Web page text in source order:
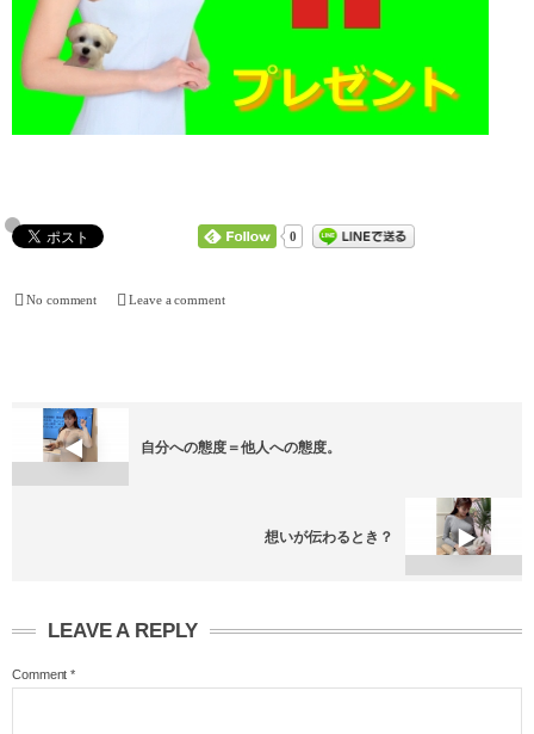
0
No comment Leave a comment
自分への態度＝他人への態度。
想いが伝わるとき？
LEAVE A REPLY
Comment *